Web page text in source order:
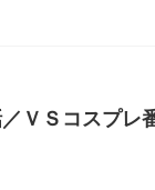
ＶＳコスプレ